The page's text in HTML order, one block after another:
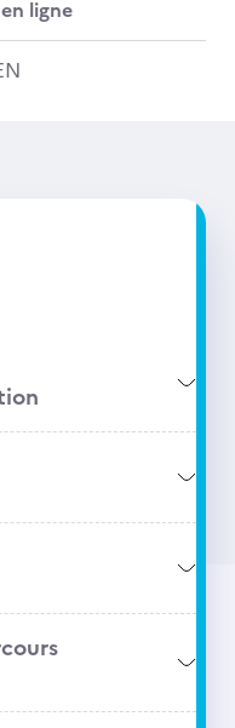
ligne